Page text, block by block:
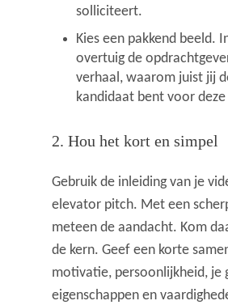
solliciteert.
Kies een pakkend beeld.
overtuig de
verhaal, waarom juist jij
kandidaat bent voor
2. Hou het kort en simpel
Gebruik de inleiding van je
elevator pitch. Met een
meteen de aandacht. Kom
de kern. Geef een korte
motivatie, persoonlijkheid, je
eigenschappen en